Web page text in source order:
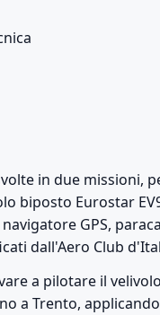
in due missioni,
biposto Eurostar
GPS,
dall'Aero Club
a pilotare il
a Trento,